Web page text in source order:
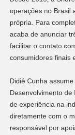
operações no Brasil
própria. Para
acaba de anunciar
facilitar o contato
consumidores finais
Didiê Cunha
Desenvolvimento
de experiência na
diretamente com o
responsável por